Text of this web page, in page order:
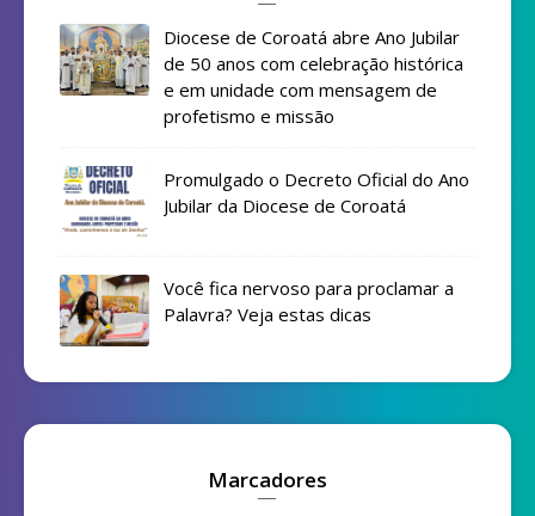
Diocese de Coroatá abre Ano Jubilar
de 50 anos com celebração histórica
e em unidade com mensagem de
profetismo e missão
Promulgado o Decreto Oficial do Ano
Jubilar da Diocese de Coroatá
Você fica nervoso para proclamar a
Palavra? Veja estas dicas
Marcadores